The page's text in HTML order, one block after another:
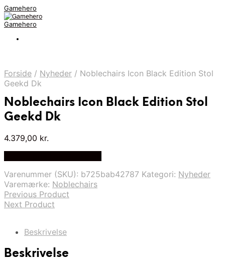
Gamehero
Gamehero
Forside / Nyheder / Noblechairs Icon Black Edition Stol
Geekd Dk
Noblechairs Icon Black Edition Stol
Geekd Dk
4.379,00 kr.
Varenummer (SKU): b725bab42787 Kategori: Nyheder
Varemærke: Noblechairs
Previous Product
Next Product
Beskrivelse
Beskrivelse